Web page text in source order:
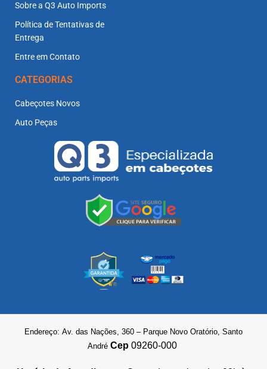
Sobre a Q3 Auto Imports
Política de Tentativas de
Entrega
Entre em Contato
CATEGORIAS
Cabeçotes Novos
Auto Peças
Endereço: Av. das Nações, 360 – Parque Novo Oratório, Santo
André Cep 09260-000